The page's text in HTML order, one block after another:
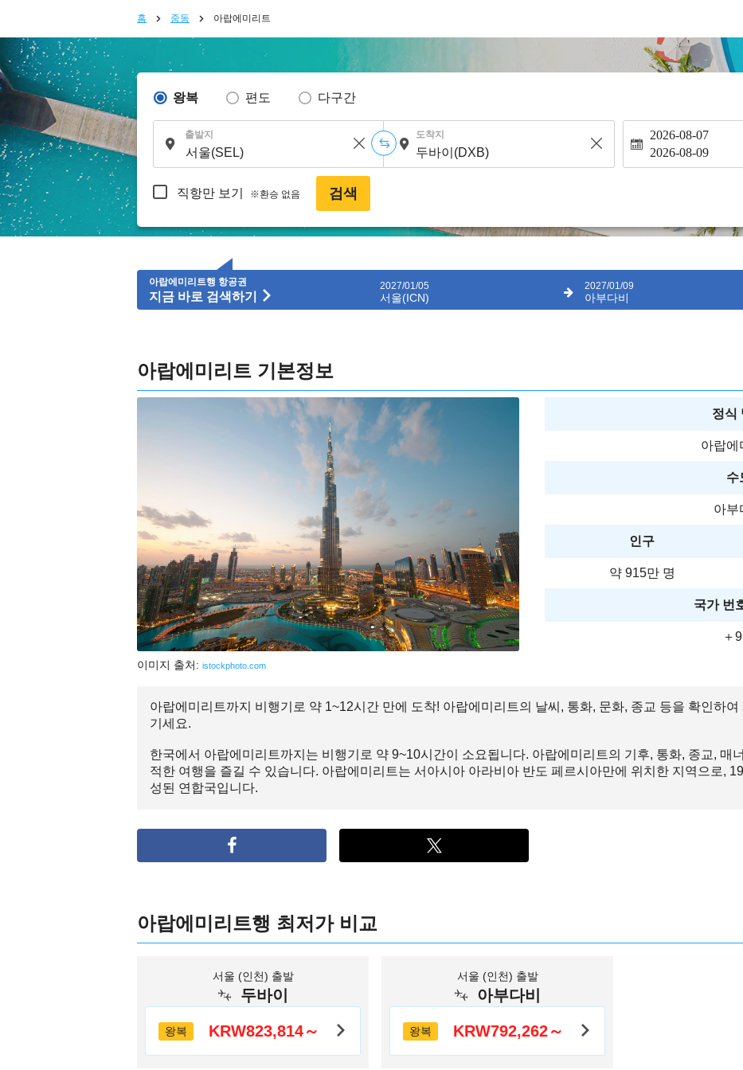
홈 중동 아랍에미리트
왕복 편도 다구간
출발지 도착지 2026-08-07
2026-08-09
직항만 보기 ※환승 없음 검색
아랍에미리트행 항공권
지금 바로 검색하기
2027/01/05
서울(ICN)
2027/01/09
아부다비
아랍에미리트 기본정보
이미지 출처: istockphoto.com
정식
아랍에
수
아부
인구
약 915만 명
국가 번
＋
아랍에미리트까지 비행기로 약 1~12시간 만에 도착! 아랍에미리트의 날씨, 통화, 문화, 종교 등을 확인하
기세요.
한국에서 아랍에미리트까지는 비행기로 약 9~10시간이 소요됩니다. 아랍에미리트의 기후, 통화, 종교, 매
적한 여행을 즐길 수 있습니다. 아랍에미리트는 서아시아 아라비아 반도 페르시아만에 위치한 지역으로,
성된 연합국입니다.
아랍에미리트행 최저가 비교
서울 (인천) 출발
두바이
왕복 KRW823,814～
서울 (인천) 출발
아부다비
왕복 KRW792,262～